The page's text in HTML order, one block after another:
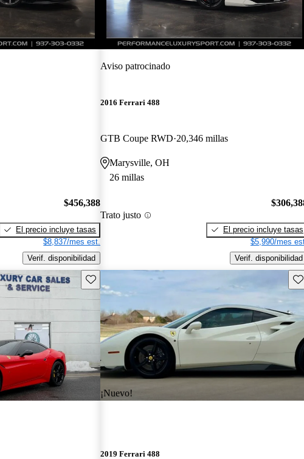
$456,388
El precio incluye tasas
$8,837/mes est.
Verif. disponibilidad
Aviso patrocinado
2016 Ferrari 488
GTB Coupe RWD 20,346 millas
Marysville, OH
26 millas
Trato justo
El precio incluye tasas
$5,990/mes
Verif. disponibilidad
Guarda este Aviso
¡Nuevo!
2019 Ferrari 488